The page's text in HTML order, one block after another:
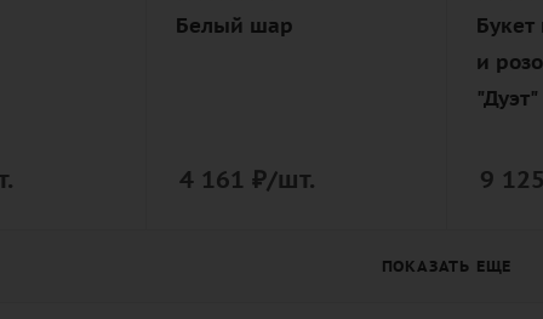
упаковка
Белый шар
4 161 ₽/шт.
и
"Дуэт"
9 125
ПОКАЗАТЬ ЕЩЕ